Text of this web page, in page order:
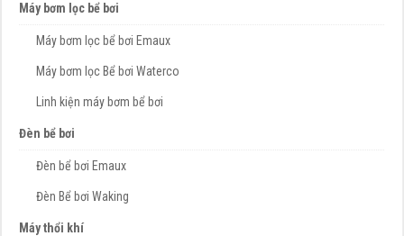
Máy bơm lọc bể bơi
Máy bơm lọc bể bơi Emaux
Máy bơm lọc Bể bơi Waterco
Linh kiện máy bơm bể bơi
Đèn bể bơi
Đèn bể bơi Emaux
Đèn Bể bơi Waking
Máy thổi khí